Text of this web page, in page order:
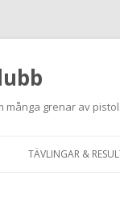
många grenar av
TÄVLINGAR &